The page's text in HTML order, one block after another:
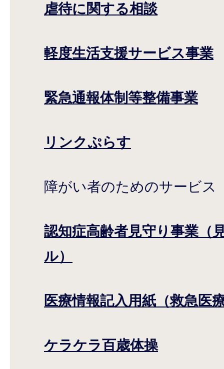
虐待に関する相談
軽度生活支援サービス事業
緊急通報体制等整備事業
リンクぷらす
障がい者のためのサービス
認知症高齢者見守り事業（
ル）
医療情報記入用紙（救急医
ケラケラ百歳体操